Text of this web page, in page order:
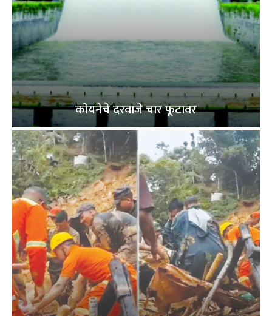
कोयनेचे दरवाजे चार फूटावर